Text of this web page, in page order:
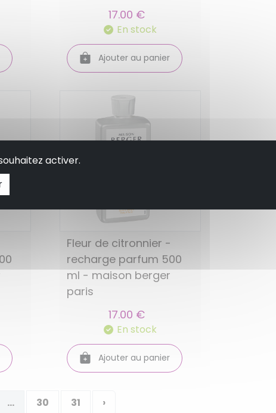
17.00 €
En stock
Ajouter au panier
Fleur de citronnier -
recharge parfum 500
ml - maison berger
paris
17.00 €
En stock
Ajouter au panier
... 30 31 ›
activer.